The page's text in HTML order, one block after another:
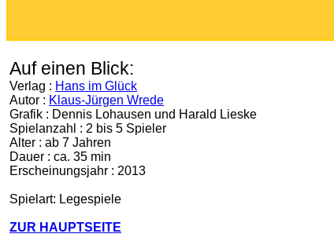
Auf einen Blick:
Verlag : Hans im Glück
Autor : Klaus-Jürgen Wrede
Grafik : Dennis Lohausen und Harald Lieske
Spielanzahl : 2 bis 5 Spieler
Alter : ab 7 Jahren
Dauer : ca. 35 min
Erscheinungsjahr : 2013
Spielart: Legespiele
ZUR HAUPTSEITE